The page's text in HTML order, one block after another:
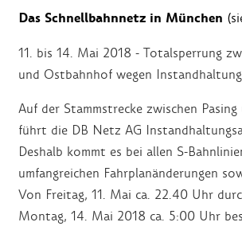
Das Schnellbahnnetz in München
11. bis 14. Mai 2018 - Totalsperrung
und Ostbahnhof wegen
Auf der Stammstrecke zwischen
führt die DB Netz AG
Deshalb kommt es bei allen S-
umfangreichen Fahrplanänderungen
Von Freitag, 11. Mai ca. 22.40 Uhr
Montag, 14. Mai 2018 ca. 5:00 Uhr